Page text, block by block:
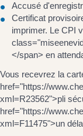
Accusé
Certificat
imprimer. Le CPI
</span> en
Vous recevrez la
href="https://
xml=R23562">pli
href="https://
xml=F11475">un